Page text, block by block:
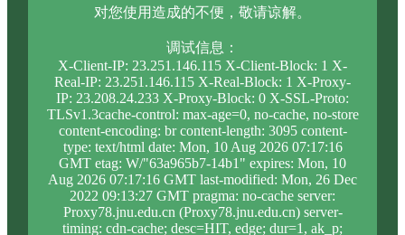
对您使用造成的不便，敬请谅解。
调试信息：
X-Client-IP: 23.251.146.115 X-Client-Block: 1 X-
Real-IP: 23.251.146.115 X-Real-Block: 1 X-Proxy-
IP: 23.208.24.233 X-Proxy-Block: 0 X-SSL-Proto:
TLSv1.3cache-control: max-age=0, no-cache, no-store
content-encoding: br content-length: 3095 content-
type: text/html date: Mon, 10 Aug 2026 07:17:16
GMT etag: W/"63a965b7-14b1" expires: Mon, 10
Aug 2026 07:17:16 GMT last-modified: Mon, 26 Dec
2022 09:13:27 GMT pragma: no-cache server:
Proxy78.jnu.edu.cn (Proxy78.jnu.edu.cn) server-
timing: cdn-cache; desc=HIT, edge; dur=1, ak_p;